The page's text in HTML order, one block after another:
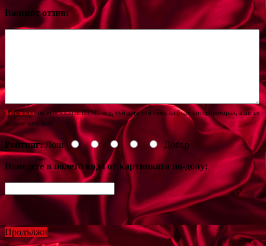
Вашият отзив:
Забележка: не въвеждайте HTML код, тъй като той няма да бъде интерпретиран, а ще се
покаже като код!
Рейтинг: Лош Добър
Въведете в полето кода от картинката по-долу:
Продължи